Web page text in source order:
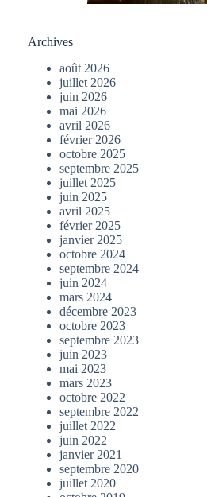
Archives
août 2026
juillet 2026
juin 2026
mai 2026
avril 2026
février 2026
octobre 2025
septembre 2025
juillet 2025
juin 2025
avril 2025
février 2025
janvier 2025
octobre 2024
septembre 2024
juin 2024
mars 2024
décembre 2023
octobre 2023
septembre 2023
juin 2023
mai 2023
mars 2023
octobre 2022
septembre 2022
juillet 2022
juin 2022
janvier 2021
septembre 2020
juillet 2020